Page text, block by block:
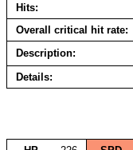
Hits
Overall critical hit rate
Description
Details